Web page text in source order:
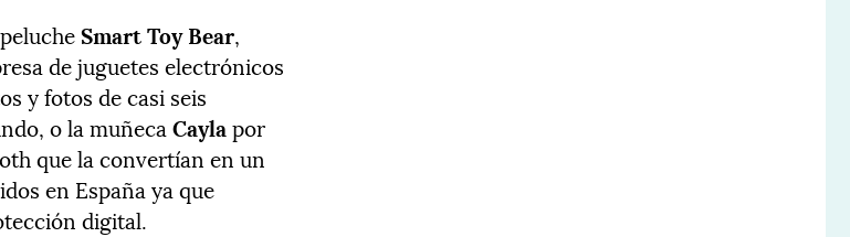
Smart Toy Bear,
de juguetes electrónicos
y fotos de casi seis
o la muñecaCaylapor
que la convertían en un
en España ya que
digital.